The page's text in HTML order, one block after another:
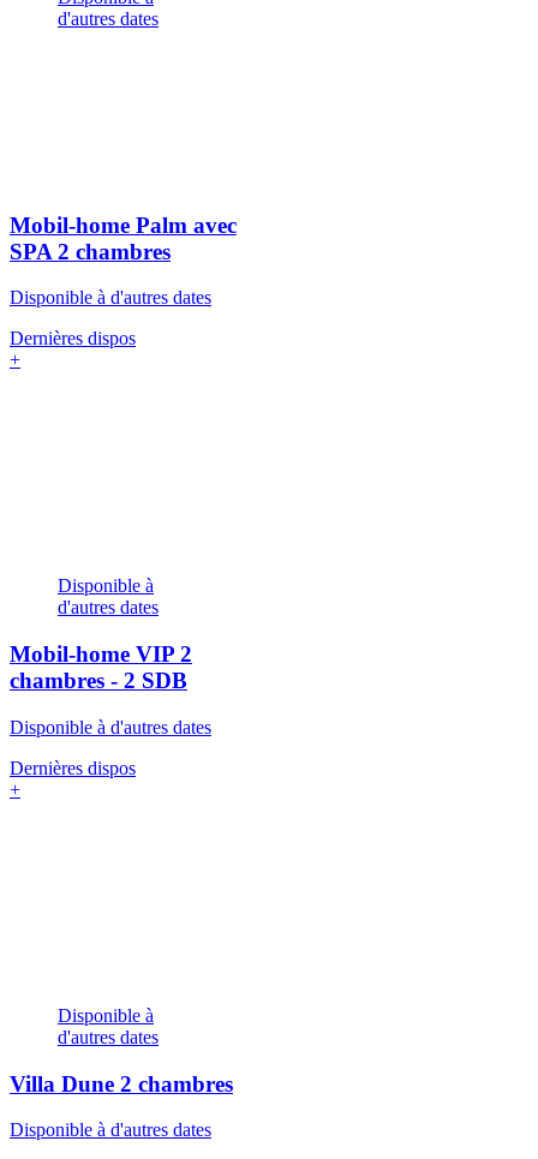
d'autres dates
Mobil-home Palm avec
SPA 2 chambres
Disponible à d'autres dates
Dernières dispos
+
Disponible à
d'autres dates
Mobil-home VIP 2
chambres - 2 SDB
Disponible à d'autres dates
Dernières dispos
+
Disponible à
d'autres dates
Villa Dune 2 chambres
Disponible à d'autres dates